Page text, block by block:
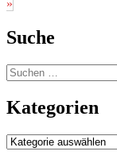
»
Suche
Suchen
nach:
Kategorien
Kategorien